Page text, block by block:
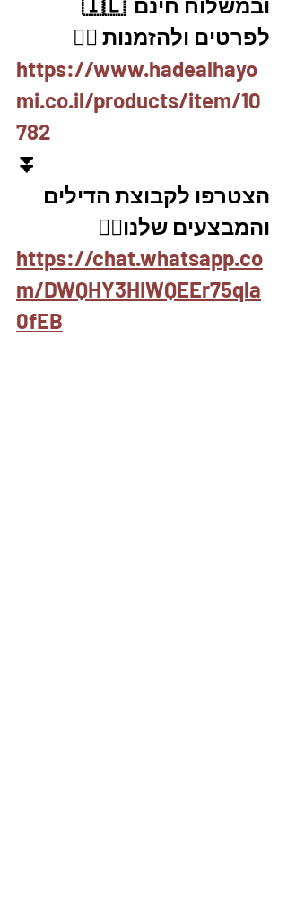
לפרטים ולהזמנות 👇🏼
https://www.hadealhayo
mi.co.il/products/item/10
782
⏬
הצטרפו לקבוצת הדילים
והמבצעים שלנו👇🏽
https://chat.whatsapp.co
m/DWQHY3HIWQEEr75qla
0fEB